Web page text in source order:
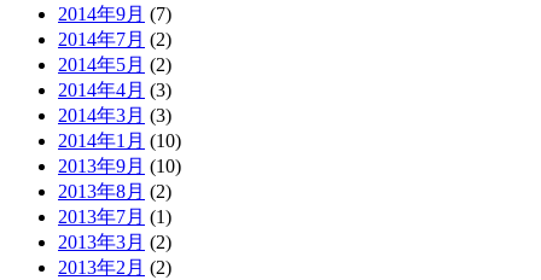
2014年9月 (7)
2014年7月 (2)
2014年5月 (2)
2014年4月 (3)
2014年3月 (3)
2014年1月 (10)
2013年9月 (10)
2013年8月 (2)
2013年7月 (1)
2013年3月 (2)
2013年2月 (2)